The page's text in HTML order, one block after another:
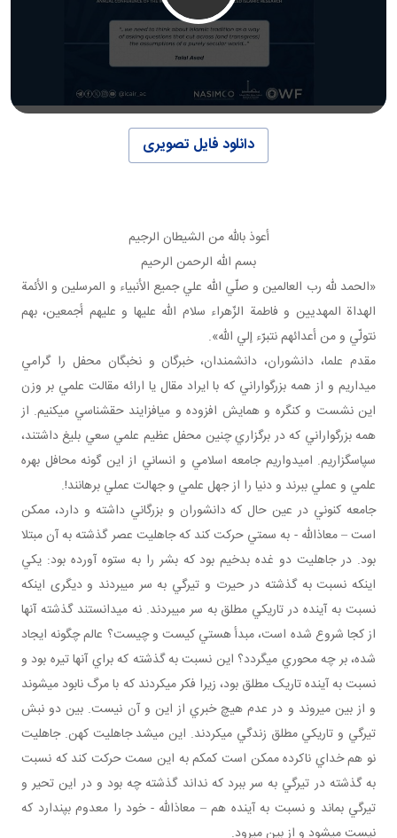
دانلود فایل تصویری
أعوذ بالله من الشيطان الرجيم
بسم الله الرحمن الرحيم
«الحمد لله رب العالمين و صلّي الله علي جميع الأنبياء و المرسلين و الأئمة
الهداة المهديين و فاطمة الزّهراء سلام الله عليها و عليهم أجمعين، بهم
نتولّي و من أعدائهم نتبرّء إلي الله».
مقدم علما، دانشوران، دانشمندان، خبرگان و نخبگان محفل را گرامي
مي داريم و از همه بزرگواراني که با ايراد مقال يا ارائه مقالت علمي بر وزن
اين نشست و کنگره و همايش افزوده و مي افزايند حق شناسي مي کنيم. از
همه بزرگواراني که در برگزاري چنين محفل عظيم علمي سعي بليغ داشتند،
سپاسگزاريم. اميدواريم جامعه اسلامي و انساني از اين گونه محافل بهره
علمي و عملي ببرند و دنيا را از جهل علمي و جهالت عملي برهانند!.
جامعه کنوني در عين حال که دانشوران و بزرگاني داشته و دارد، ممکن
است – معاذالله - به سمتي حرکت کند که جاهليت عصر گذشته به آن مبتلا
بود. در جاهليت دو غده بدخيم بود که بشر را به ستوه آورده بود: يکي
اينکه نسبت به گذشته در حيرت و تيرگي به سر مي بردند و ديگری اينکه
نسبت به آينده در تاريکي مطلق به سر مي بردند. نه مي دانستند گذشته آنها
از کجا شروع شده است، مبدأ هستي کيست و چيست؟ عالم چگونه ايجاد
شده، بر چه محوري مي گردد؟ اين نسبت به گذشته که براي آنها تيره بود و
نسبت به آينده تاريک مطلق بود، زيرا فکر مي کردند که با مرگ نابود مي شوند
و از بين مي روند و در عدم هيچ خبري از اين و آن نيست. بين دو نبش
تيرگي و تاريکي مطلق زندگي مي کردند. اين مي شد جاهليت کهن. جاهليت
نو هم خداي ناکرده ممکن است کم کم به اين سمت حرکت کند که نسبت
به گذشته در تيرگي به سر ببرد که نداند گذشته چه بود و در اين تحير و
تيرگي بماند و نسبت به آينده هم – معاذالله - خود را معدوم بپندارد که
نيست مي شود و از بين مي رود.